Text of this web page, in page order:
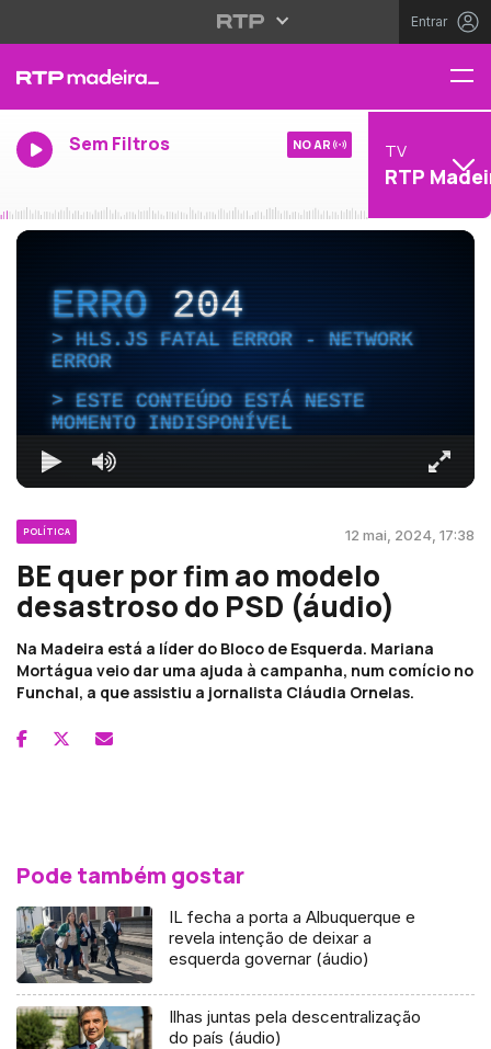
Entrar
Sem Filtros NO AR TV
RTP
ERRO204
HLS.JS FATAL ERROR - NETWORK
ERROR
ESTE CONTEÚDO ESTÁ NESTE
MOMENTO INDISPONÍVEL
POLÍTICA 12 mai, 2024, 17:38
BE quer por fim ao modelo
desastroso do PSD (áudio)
Na Madeira está a líder do Bloco de Esquerda. Mariana
Mortágua veio dar uma ajuda à campanha, num comício no
Funchal, a que assistiu a jornalista Cláudia Ornelas.
Pode também gostar
IL fecha a porta a Albuquerque e
revela intenção de deixar a
esquerda governar (áudio)
Ilhas juntas pela descentralização
do país (áudio)